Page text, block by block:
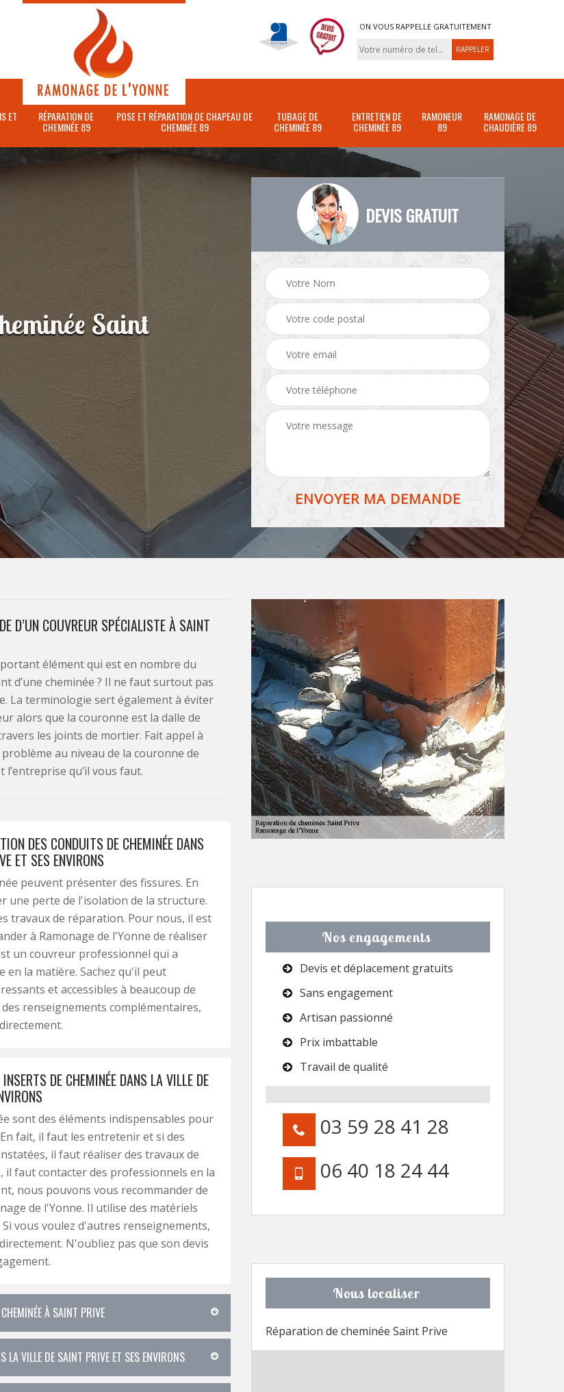
ON VOUS RAPPELLE GRATUITEMENT
ET RÉPARATION DE
CHEMINÉE 89
POSE ET RÉPARATION DE CHAPEAU DE
CHEMINÉE 89
TUBAGE DE
CHEMINÉE 89
ENTRETIEN DE
CHEMINÉE 89
RAMONEUR
89
RAMONAGE DE
CHAUDIÈRE 89
Saint
DEVIS GRATUIT
D’UN COUVREUR SPÉCIALISTE À SAINT
élément qui est en nombre du
d’une cheminée ? Il ne faut surtout pas
La terminologie sert également à éviter
alors que la couronne est la dalle de
les joints de mortier. Fait appel à
au niveau de la couronne de
l’entreprise qu’il vous faut.
DES CONDUITS DE CHEMINÉE DANS
ET SES ENVIRONS
peuvent présenter des fissures. En
une perte de l'isolation de la structure.
travaux de réparation. Pour nous, il est
à Ramonage de l'Yonne de réaliser
un couvreur professionnel qui a
en la matière. Sachez qu'il peut
et accessibles à beaucoup de
renseignements complémentaires,
DE CHEMINÉE DANS LA VILLE DE
sont des éléments indispensables pour
fait, il faut les entretenir et si des
il faut réaliser des travaux de
il faut contacter des professionnels en la
nous pouvons vous recommander de
de l'Yonne. Il utilise des matériels
vous voulez d'autres renseignements,
N'oubliez pas que son devis
À SAINT PRIVE
LA VILLE DE SAINT PRIVE ET SES ENVIRONS
Nos engagements
Devis et déplacement gratuits
Sans engagement
Artisan passionné
Prix imbattable
Travail de qualité
03 59 28 41 28
06 40 18 24 44
Nous localiser
Réparation de cheminée Saint Prive